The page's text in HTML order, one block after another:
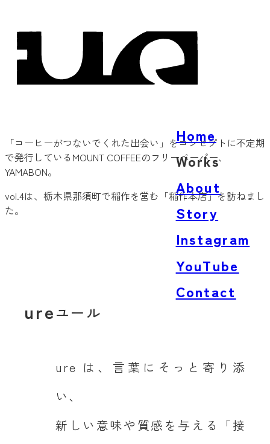
Home
Works
Architecture
Product
Words
About
Story
Instagram
YouTube
Contact
「コーヒーがつないでくれた出会い」をコンセプトに不定期
で発行しているMOUNT COFFEEのフリーペーパー、
YAMABON。
vol.4は、栃木県那須町で稲作を営む「稲作本店」を訪ねまし
た。
ureユール
ure は、言葉にそっと寄り添
い、
新しい意味や質感を与える「接